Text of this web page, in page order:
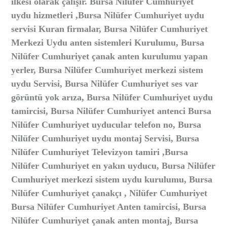
uydu hizmetleri ,Bursa Nilüfer Cumhuriyet uydu
servisi Kuran firmalar, Bursa Nilüfer Cumhuriyet
Merkezi Uydu anten sistemleri Kurulumu, Bursa
Nilüfer Cumhuriyet çanak anten kurulumu yapan
yerler, Bursa Nilüfer Cumhuriyet merkezi sistem
uydu Servisi, Bursa Nilüfer Cumhuriyet ses var
görüntü yok arıza, Bursa Nilüfer Cumhuriyet uydu
tamircisi, Bursa Nilüfer Cumhuriyet antenci Bursa
Nilüfer Cumhuriyet uyducular telefon no, Bursa
Nilüfer Cumhuriyet uydu montaj Servisi, Bursa
Nilüfer Cumhuriyet Televizyon tamiri ,Bursa
Nilüfer Cumhuriyet en yakın uyducu, Bursa Nilüfer
Cumhuriyet merkezi sistem uydu kurulumu, Bursa
Nilüfer Cumhuriyet çanakçı , Nilüfer Cumhuriyet
Bursa Nilüfer Cumhuriyet Anten tamircisi, Bursa
Nilüfer Cumhuriyet çanak anten montaj, Bursa